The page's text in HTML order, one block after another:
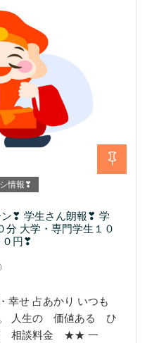
情報❣
ン❣ 学生さん朗報❣ 学
大学・専門学生１０
０円❣
幸せ 占あかり いつも
。 人生の 価値ある ひ
相談料金 ★★ 一